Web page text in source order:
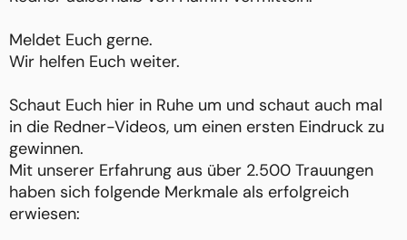
Meldet Euch gerne.
Wir helfen Euch weiter.
Schaut Euch hier in Ruhe um und schaut auch mal
in die Redner-Videos, um einen ersten Eindruck zu
gewinnen.
Mit unserer Erfahrung aus über 2.500 Trauungen
haben sich folgende Merkmale als erfolgreich
erwiesen: